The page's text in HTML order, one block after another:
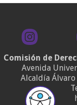
Comisión de
Avenida
Alcaldía Álvaro